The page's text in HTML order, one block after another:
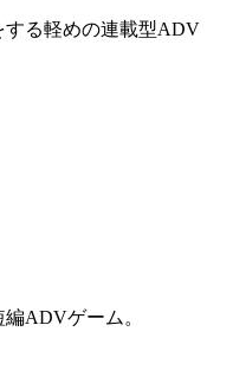
する軽めの連載型ADV
ADVゲーム。